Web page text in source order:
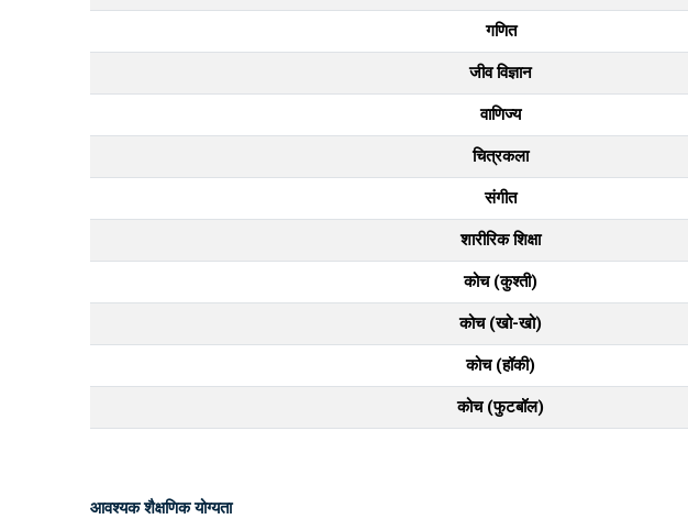
गणित
जीव विज्ञान
वाणिज्य
चित्रकला
संगीत
शारीरिक शिक्षा
कोच (कुश्ती)
कोच (खो-खो)
कोच (हॉकी)
कोच (फुटबॉल)
आवश्यक शैक्षणिक योग्यता